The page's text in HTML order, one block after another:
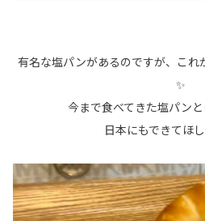
有名な塩パンがあるのですが、これ
✨
今まで食べてきた塩パン
日本にもできてほ